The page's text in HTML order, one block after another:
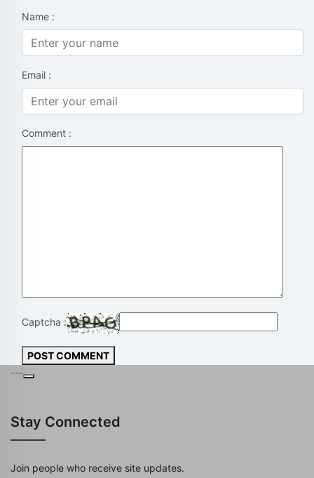
Name :
Email :
Comment :
Captcha :
POST COMMENT
---
Stay Connected
Join people who receive site updates.